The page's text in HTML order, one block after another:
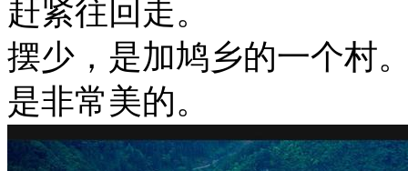
赶紧往回走。
摆少，是加鸠乡的一个村
是非常美的。